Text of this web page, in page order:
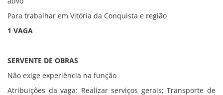
Para trabalhar em Vitória da Conquista e região
1 VAGA
SERVENTE DE OBRAS
Não exige experiência na função
Atribuições da vaga: Realizar serviços gerais; Transporte de